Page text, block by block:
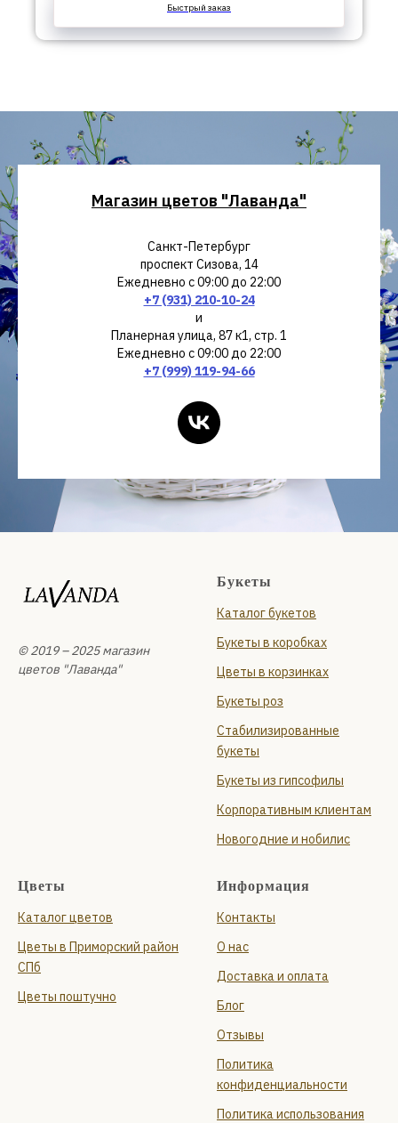
Быстрый заказ
Магазин цветов "Лаванда"
Санкт-Петербург
проспект Сизова, 14
Ежедневно с 09:00 до 22:00
+7 (931) 210-10-24
и
Планерная улица, 87 к1, стр. 1
Ежедневно с 09:00 до 22:00
+7 (999) 119-94-66
© 2019 – 2025 магазин
цветов "Лаванда"
Букеты
Каталог букетов
Букеты в коробках
Цветы в корзинках
Букеты роз
Стабилизированные
букеты
Букеты из гипсофилы
Корпоративным клиентам
Новогодние и нобилис
Цветы
Каталог цветов
Цветы в Приморский район
СПб
Цветы поштучно
Информация
Контакты
О нас
Доставка и оплата
Блог
Отзывы
Политика
конфиденциальности
Политика использования